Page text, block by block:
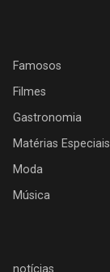
Famosos
Filmes
Gastronomia
Matérias Especiais
Moda
Música
notícias